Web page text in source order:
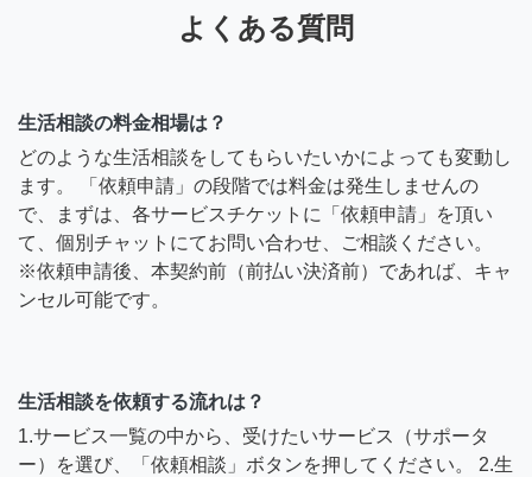
よくある質問
生活相談の料金相場は？
どのような生活相談をしてもらいたいかによっても変動し
ます。 「依頼申請」の段階では料金は発生しませんの
で、まずは、各サービスチケットに「依頼申請」を頂い
て、個別チャットにてお問い合わせ、ご相談ください。
※依頼申請後、本契約前（前払い決済前）であれば、キャ
ンセル可能です。
生活相談を依頼する流れは？
1.サービス一覧の中から、受けたいサービス（サポータ
ー）を選び、「依頼相談」ボタンを押してください。 2.生